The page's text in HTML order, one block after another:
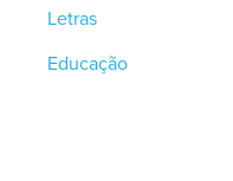
Letras
Educação